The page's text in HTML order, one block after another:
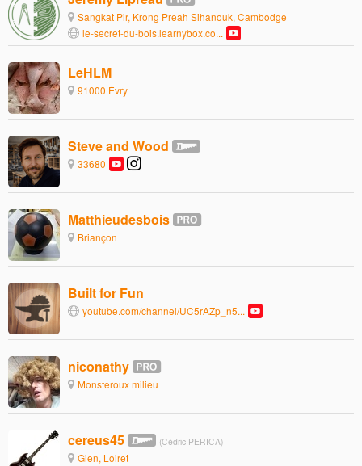
Sangkat Pir, Krong Preah Sihanouk, Cambodge
le-secret-du-bois.learnybox.co...
LeHLM
91000 Évry
Steve and Wood
33680
Matthieudesbois
Briançon
Built for Fun
youtube.com/channel/UC5rAZp_n5...
niconathy
Monsteroux milieu
cereus45 (Cédric PERICA)
Gien, Loiret